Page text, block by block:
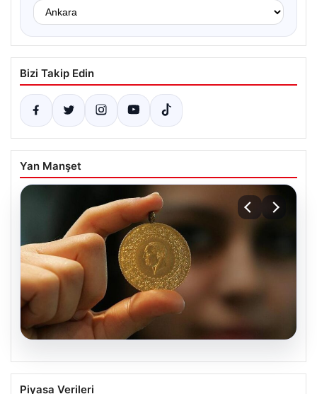
Bizi Takip Edin
Yan Manşet
06.08.2026
Altın fiyatları canlı grafik 22 Mayıs: Altın
Piyasa Verileri